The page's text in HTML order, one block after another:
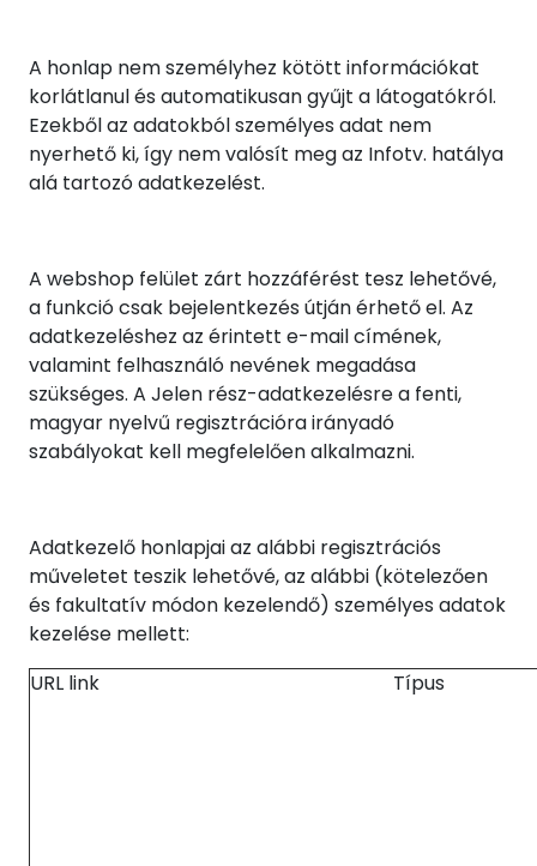
A honlap nem személyhez kötött információkat
korlátlanul és automatikusan gyűjt a látogatókról.
Ezekből az adatokból személyes adat nem
nyerhető ki, így nem valósít meg az Infotv. hatálya
alá tartozó adatkezelést.
A webshop felület zárt hozzáférést tesz lehetővé,
a funkció csak bejelentkezés útján érhető el. Az
adatkezeléshez az érintett e-mail címének,
valamint felhasználó nevének megadása
szükséges. A Jelen rész-adatkezelésre a fenti,
magyar nyelvű regisztrációra irányadó
szabályokat kell megfelelően alkalmazni.
Adatkezelő honlapjai az alábbi regisztrációs
műveletet teszik lehetővé, az alábbi (kötelezően
és fakultatív módon kezelendő) személyes adatok
kezelése mellett:
URL link
Típus